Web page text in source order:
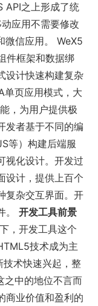
之上形成了统
应用不需要修改
微信应用。 WeX5
件框架和数据绑
设计快速构建复杂
单页应用模式，大
，为用户提供极
发者基于不同的编
等）构建后端服
视化设计。开发过
设计，提供上百个
复杂交互界面。开
。 开发工具前景
，开发工具这个
技术成为主
术快速兴起，整
之中的地位不言而
商业价值和盈利的